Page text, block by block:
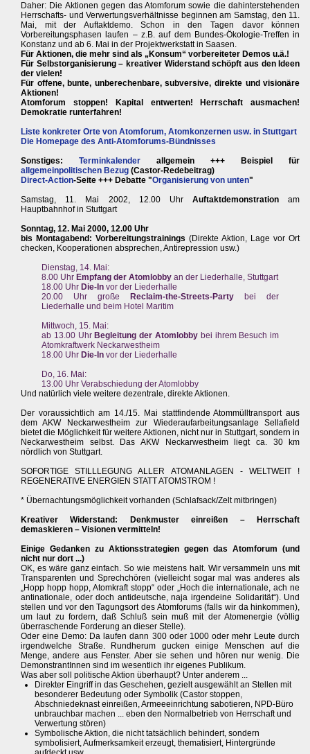
Daher: Die Aktionen gegen das Atomforum sowie die dahinterstehenden
Herrschafts- und Verwertungsverhältnisse beginnen am Samstag, den 11.
Mai, mit der Auftaktdemo. Schon in den Tagen davor können
Vorbereitungsphasen laufen – z.B. auf dem Bundes-Ökologie-Treffen in
Konstanz und ab 6. Mai in der Projektwerkstatt in Saasen.
Für Aktionen, die mehr sind als „Konsum“ vorbereiteter Demos u.ä.!
Für Selbstorganisierung – kreativer Widerstand schöpft aus den Ideen
der vielen!
Für offene, bunte, unberechenbare, subversive, direkte und visionäre
Aktionen!
Atomforum stoppen! Kapital entwerten! Herrschaft ausmachen!
Demokratie runterfahren!
Liste konkreter Orte von Atomforum, Atomkonzernen usw. in Stuttgart
Die Homepage des Anti-Atomforums-Bündnisses
Sonstiges:Terminkalender allgemein +++ Beispiel für
allgemeinpolitischen Bezug (Castor-Redebeitrag)
Direct-Action-Seite +++ Debatte "Organisierung von unten"
Samstag, 11. Mai 2002, 12.00 UhrAuftaktdemonstration am
Hauptbahnhof in Stuttgart
Sonntag, 12. Mai 2000, 12.00 Uhr
bis Montagabend: Vorbereitungstrainings (Direkte Aktion, Lage vor Ort
checken, Kooperationen absprechen, Antirepression usw.)
Dienstag, 14. Mai:
8.00 Uhr Empfang der Atomlobby an der Liederhalle, Stuttgart
18.00 Uhr Die-In vor der Liederhalle
20.00 Uhr große
Reclaim-the-Streets-Party bei der
Liederhalle und beim Hotel Maritim
Mittwoch, 15. Mai:
ab 13.00 Uhr Begleitung der Atomlobby bei ihrem Besuch im
Atomkraftwerk Neckarwestheim
18.00 Uhr Die-In vor der Liederhalle
Do, 16. Mai:
13.00 Uhr Verabschiedung der Atomlobby
Und natürlich viele weitere dezentrale, direkte Aktionen.
Der voraussichtlich am 14./15. Mai stattfindende Atommülltransport aus
dem AKW Neckarwestheim zur Wiederaufarbeitungsanlage Sellafield
bietet die Möglichkeit für weitere Aktionen, nicht nur in Stuttgart, sondern in
Neckarwestheim selbst. Das AKW Neckarwestheim liegt ca. 30 km
nördlich von Stuttgart.
SOFORTIGE STILLLEGUNG ALLER ATOMANLAGEN - WELTWEIT !
REGENERATIVE ENERGIEN STATT ATOMSTROM !
* Übernachtungsmöglichkeit vorhanden (Schlafsack/Zelt mitbringen)
Kreativer Widerstand: Denkmuster einreißen – Herrschaft
demaskieren – Visionen vermitteln!
Einige Gedanken zu Aktionsstrategien gegen das Atomforum (und
nicht nur dort ...)
OK, es wäre ganz einfach. So wie meistens halt. Wir versammeln uns mit
Transparenten und Sprechchören (vielleicht sogar mal was anderes als
„Hopp hopp hopp, Atomkraft stopp“ oder „Hoch die internationale, ach ne
antinationale, oder doch antideutsche, naja irgendeine Solidarität“). Und
stellen und vor den Tagungsort des Atomforums (falls wir da hinkommen),
um laut zu fordern, daß Schluß sein muß mit der Atomenergie (völlig
überraschende Forderung an dieser Stelle).
Oder eine Demo: Da laufen dann 300 oder 1000 oder mehr Leute durch
irgendwelche Straße. Rundherum gucken einige Menschen auf die
Menge, andere aus Fenster. Aber sie sehen und hören nur wenig. Die
DemonstrantInnen sind im wesentlich ihr eigenes Publikum.
Was aber soll politische Aktion überhaupt? Unter anderem ...
Direkter Eingriff in das Geschehen, gezielt ausgewählt an Stellen mit
besonderer Bedeutung oder Symbolik (Castor stoppen,
Abschniedeknast einreißen, Armeeeinrichtung sabotieren, NPD-Büro
unbrauchbar machen ... eben den Normalbetrieb von Herrschaft und
Verwertung stören)
Symbolische Aktion, die nicht tatsächlich behindert, sondern
symbolisiert, Aufmerksamkeit erzeugt, thematisiert, Hintergründe